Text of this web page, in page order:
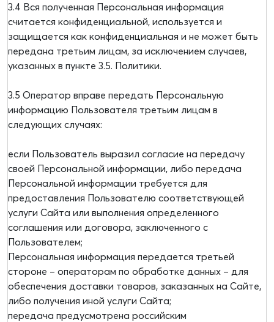
3.4 Вся полученная Персональная информация
считается конфиденциальной, используется и
защищается как конфиденциальная и не может быть
передана третьим лицам, за исключением случаев,
указанных в пункте 3.5. Политики.
3.5 Оператор вправе передать Персональную
информацию Пользователя третьим лицам в
следующих случаях:
если Пользователь выразил согласие на передачу
своей Персональной информации, либо передача
Персональной информации требуется для
предоставления Пользователю соответствующей
услуги Сайта или выполнения определенного
соглашения или договора, заключенного с
Пользователем;
Персональная информация передается третьей
стороне – операторам по обработке данных – для
обеспечения доставки товаров, заказанных на Сайте,
либо получения иной услуги Сайта;
передача предусмотрена российским